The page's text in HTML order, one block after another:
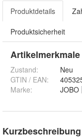
Produktdetails
Produktsicherheit
Artikelmerkmale
Zustand:
Neu
GTIN / EAN:
Marke:
JOBO
Kurzbeschreibung